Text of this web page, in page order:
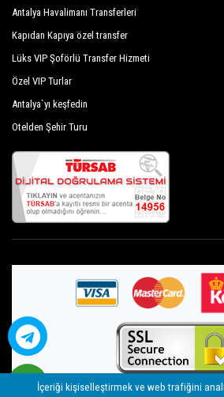
The Kumul Deluxe Resort Spa
Tui Magic Life Jacaranda
Victory Resort Hotel
Von Resort Golden Beach
Von Resort Golden Coast
Yavuzhan Otel
Aqua Marin Beach Resort
Commodore Elite Suites Spa
Grand Şeker Hotel
Hotel Sultan Of Side
Orange Palace Side
Palmiye Garden Hotel
Antalya Havalimanı Transferleri
Kapıdan Kapıya özel transfer
Lüks VIP Şoförlü Transfer Hizmeti
Özel VIP Turlar
Antalya`yı keşfedin
Otelden Şehir Turu
İçeriği kişiselleştirmek ve web trafiğini